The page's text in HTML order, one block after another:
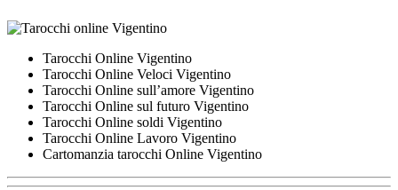
Tarocchi Online Vigentino
Tarocchi Online Veloci Vigentino
Tarocchi Online sull’amore Vigentino
Tarocchi Online sul futuro Vigentino
Tarocchi Online soldi Vigentino
Tarocchi Online Lavoro Vigentino
Cartomanzia tarocchi Online Vigentino